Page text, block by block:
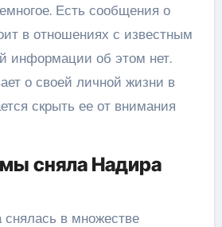
Есть сообщения о
в отношениях с известным
информации об этом нет.
о своей личной жизни в
скрыть ее от внимания
сняла Надира
в множестве